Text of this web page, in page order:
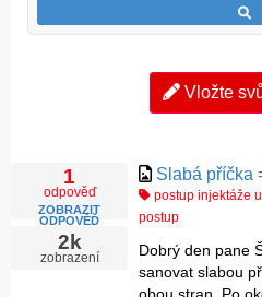
Vložte
1
odpověď
ZOBRAZIT
ODPOVĚĎ
2k
zobrazení
Slabá příčka
postup injektáže
postup
Dobrý den pane
sanovat slabou